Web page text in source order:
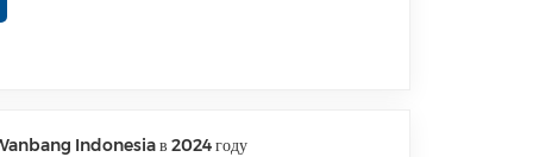
Wanbang Indonesia в 2024 году